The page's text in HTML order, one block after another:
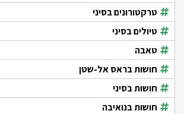
טרקטורונים בסיני
טיולים בסיני
טאבה
חושות בראס אל-שטן
חושות בסיני
חושות בנואיבה